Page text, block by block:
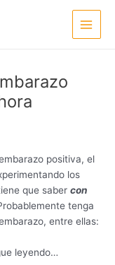
Main
Menu
positiva, el
los
que saber con
tenga
entre ellas:
leyendo…